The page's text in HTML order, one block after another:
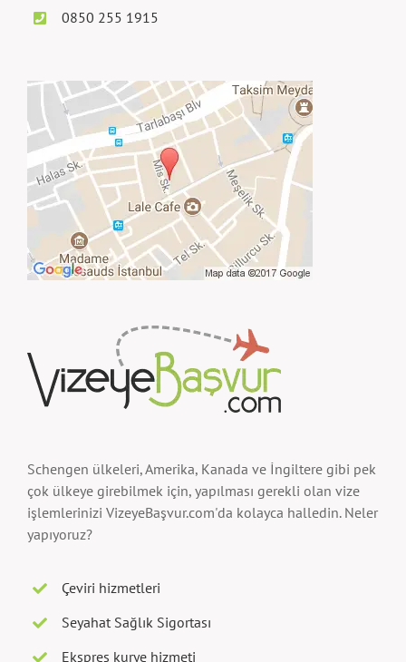
0850 255 1915
Schengen ülkeleri, Amerika, Kanada ve İngiltere gibi pek
çok ülkeye girebilmek için, yapılması gerekli olan vize
işlemlerinizi VizeyeBaşvur.com'da kolayca halledin. Neler
yapıyoruz?
Çeviri hizmetleri
Seyahat Sağlık Sigortası
Ekspres kurye hizmeti